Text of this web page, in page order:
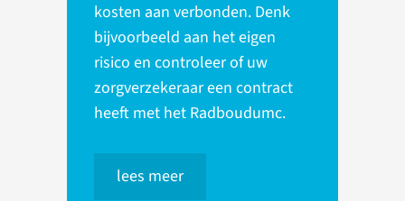
kosten aan verbonden. Denk
bijvoorbeeld aan het eigen
risico en controleer of uw
zorgverzekeraar een contract
heeft met het Radboudumc.
lees meer